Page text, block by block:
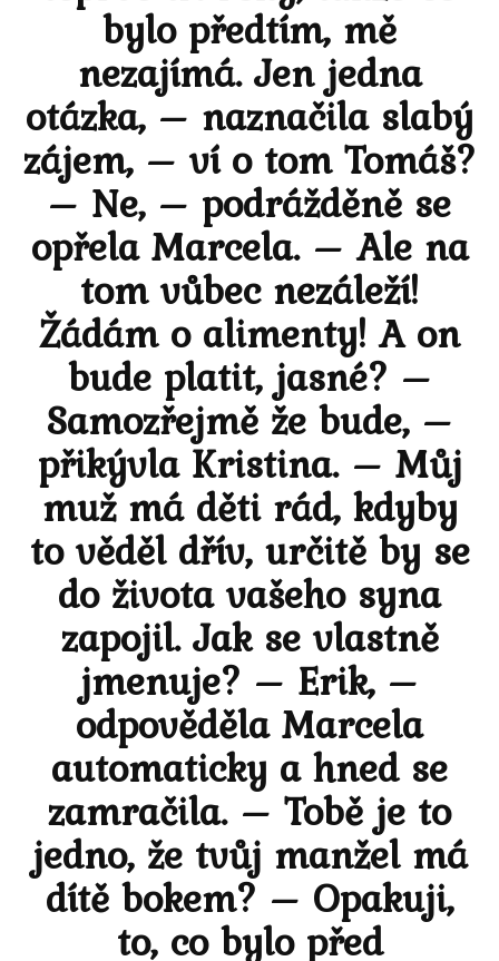
bylo předtím, mě
nezajímá. Jen jedna
otázka, – naznačila slabý
zájem, – ví o tom Tomáš?
– Ne, – podrážděně se
opřela Marcela. – Ale na
tom vůbec nezáleží!
Žádám o alimenty! A on
bude platit, jasné? –
Samozřejmě že bude, –
přikývla Kristina. – Můj
muž má děti rád, kdyby
to věděl dřív, určitě by se
do života vašeho syna
zapojil. Jak se vlastně
jmenuje? – Erik, –
odpověděla Marcela
automaticky a hned se
zamračila. – Tobě je to
jedno, že tvůj manžel má
dítě bokem? – Opakuji,
to, co bylo před